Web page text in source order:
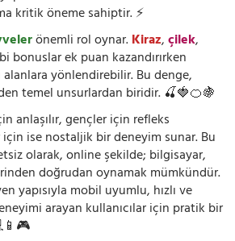
kritik öneme sahiptir. ⚡
önemli rol oynar.Kiraz,çilek,
bonuslar ek puan kazandırırken
yönlendirebilir. Bu denge,
temel unsurlardan biridir. 🍒🍓🍊🍇
anlaşılır, gençler için refleks
ise nostaljik bir deneyim sunar. Bu
olarak, online şekilde; bilgisayar,
doğrudan oynamak mümkündür.
yapısıyla mobil uyumlu, hızlı ve
arayan kullanıcılar için pratik bir